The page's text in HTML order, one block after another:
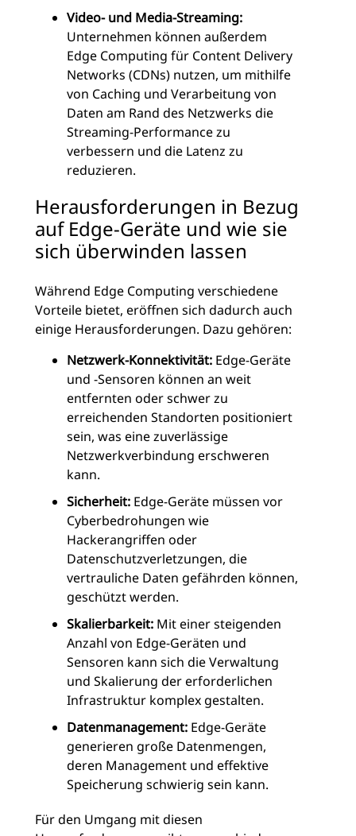
Video- und Media-Streaming:
Unternehmen können außerdem
Edge Computing für Content Delivery
Networks (CDNs) nutzen, um mithilfe
von Caching und Verarbeitung von
Daten am Rand des Netzwerks die
Streaming-Performance zu
verbessern und die Latenz zu
reduzieren.
Herausforderungen in Bezug
auf Edge-Geräte und wie sie
sich überwinden lassen
Während Edge Computing verschiedene
Vorteile bietet, eröffnen sich dadurch auch
einige Herausforderungen. Dazu gehören:
Netzwerk-Konnektivität: Edge-Geräte
und -Sensoren können an weit
entfernten oder schwer zu
erreichenden Standorten positioniert
sein, was eine zuverlässige
Netzwerkverbindung erschweren
kann.
Sicherheit: Edge-Geräte müssen vor
Cyberbedrohungen wie
Hackerangriffen oder
Datenschutzverletzungen, die
vertrauliche Daten gefährden können,
geschützt werden.
Skalierbarkeit: Mit einer steigenden
Anzahl von Edge-Geräten und
Sensoren kann sich die Verwaltung
und Skalierung der erforderlichen
Infrastruktur komplex gestalten.
Datenmanagement: Edge-Geräte
generieren große Datenmengen,
deren Management und effektive
Speicherung schwierig sein kann.
Für den Umgang mit diesen